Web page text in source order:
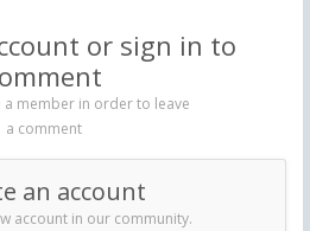
or sign in to
a member in order to leave
a comment
an account
account in our community.